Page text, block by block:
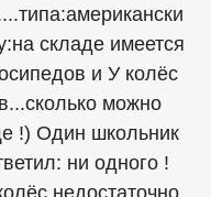
складе имеется
и У колёс
можно
!) Один школьник
ни одного !
недостаточно